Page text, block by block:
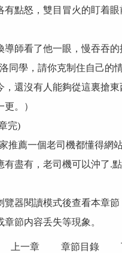
怒，雙目冒火的盯着眼
看了他一眼，慢吞吞的
學，請你克制住自己的
，還沒有人能夠從這裏搶東
。）
完)
推薦一個老司機都懂得網
有盡有，老司機可以沖了.
覽器閱讀模式後查看本章
章節内容丢失等現象。
上一章 章節目錄